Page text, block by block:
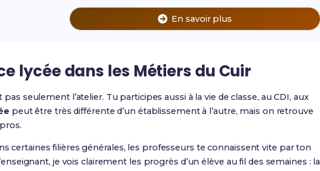
En savoir plus
lycée dans les Métiers du Cuir
pas seulement l’atelier. Tu participes aussi à la vie de classe, au CDI, aux
peut être très différente d’un établissement à l’autre, mais on retrouve
certaines filières générales, les professeurs te connaissent vite par ton
je vois clairement les progrès d’un élève au fil des semaines : la